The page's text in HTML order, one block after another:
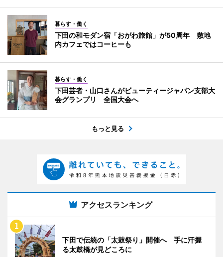
暮らす・働く
下田の和モダン宿「おがわ旅館」が50周年 敷地
内カフェではコーヒーも
暮らす・働く
下田芸者・山口さんがビューティージャパン支部大
会グランプリ 全国大会へ
もっと見る
アクセスランキング
下田で伝統の「太鼓祭り」開催へ 手に汗握
る太鼓橋が見どころに